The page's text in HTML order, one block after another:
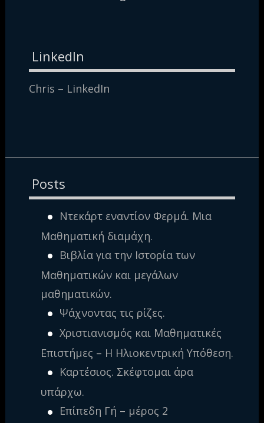
LinkedIn
Chris – LinkedIn
Posts
Ντεκάρτ εναντίον Φερμά. Μια
Μαθηματική διαμάχη.
Βιβλία για την Ιστορία των
Μαθηματικών και μεγάλων
μαθηματικών.
Ψάχνοντας τις ρίζες.
Χριστιανισμός και Μαθηματικές
Επιστήμες – Η Ηλιοκεντρική Υπόθεση.
Καρτέσιος. Σκέφτομαι άρα
υπάρχω.
Επίπεδη Γή – μέρος 2